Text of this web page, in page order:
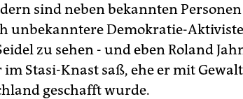
sind neben bekannten
unbekanntere Demokratie-
zu sehen - und eben Roland
im Stasi-Knast saß, ehe er mit
geschafft wurde.